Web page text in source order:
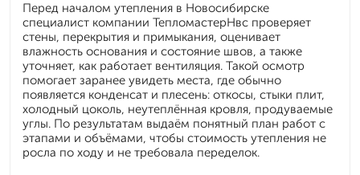
Перед началом утепления в Новосибирске
специалист компании ТепломастерНвс проверяет
стены, перекрытия и примыкания, оценивает
влажность основания и состояние швов, а также
уточняет, как работает вентиляция. Такой осмотр
помогает заранее увидеть места, где обычно
появляется конденсат и плесень: откосы, стыки плит,
холодный цоколь, неутеплённая кровля, продуваемые
углы. По результатам выдаём понятный план работ с
этапами и объёмами, чтобы стоимость утепления не
росла по ходу и не требовала переделок.